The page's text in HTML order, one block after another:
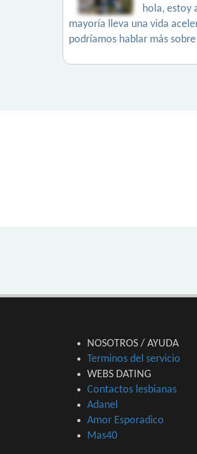
hola, estoy
mayoría lleva una vida
podríamos hablar más
NOSOTROS / AYUDA
Terminos del servicio
WEBS DATING
Contactos lesbianas
Adanel
Amor Esporadico
Mas40